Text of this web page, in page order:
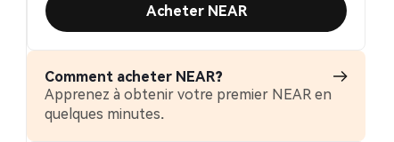
Acheter NEAR
Comment acheter NEAR?
Apprenez à obtenir votre premier NEAR en
quelques minutes.